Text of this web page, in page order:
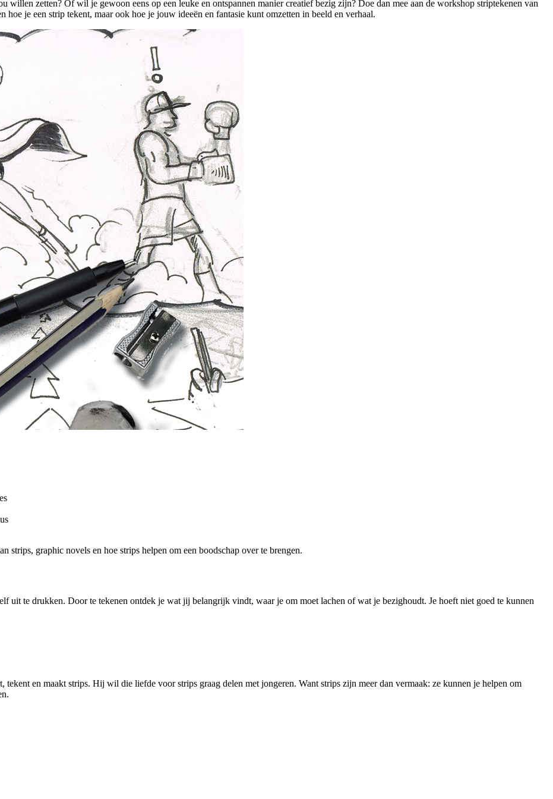
willen zetten? Of wil je gewoon eens op een leuke en ontspannen manier creatief bezig zijn? Doe dan mee aan de workshop striptekenen van
je een strip tekent, maar ook hoe je jouw ideeën en fantasie kunt omzetten in beeld en verhaal.
strips, graphic novels en hoe strips helpen om een boodschap over te brengen.
uit te drukken. Door te tekenen ontdek je wat jij belangrijk vindt, waar je om moet lachen of wat je bezighoudt. Je hoeft niet goed te kunnen
en maakt strips. Hij wil die liefde voor strips graag delen met jongeren. Want strips zijn meer dan vermaak: ze kunnen je helpen om